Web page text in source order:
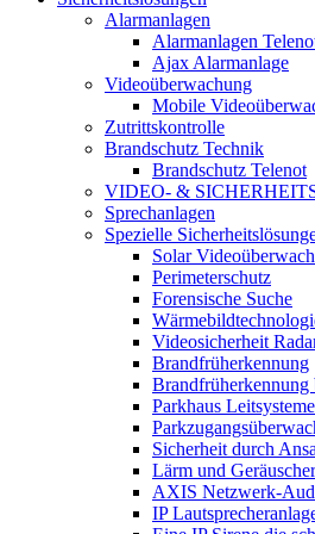
Alarmanlagen
Alarmanlagen
Ajax Alarmanlage
Videoüberwachung
Mobile
Zutrittskontrolle
Brandschutz Technik
Brandschutz Telenot
VIDEO- &
Sprechanlagen
Spezielle
Solar
Perimeterschutz
Forensische Suche
Videosicherheit
Brandfrüherkennung
Brandfrüherkennung
Parkhaus
Sicherheit durch
Lärm und
AXIS Netzwerk-
IP